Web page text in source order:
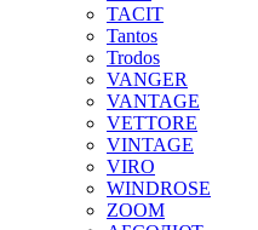
TACIT
Tantos
Trodos
VANGER
VANTAGE
VETTORE
VINTAGE
VIRO
WINDROSE
ZOOM